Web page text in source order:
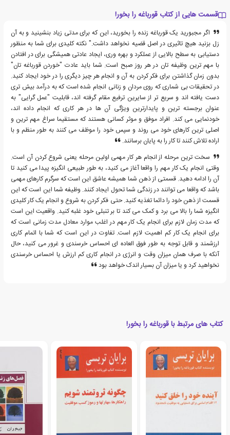
قسمت هایی از کتاب قورباغه را بخور!
اگر مجبورید یک قورباغه زنده را بخورید، این که برای مدتی زیاد بنشینید و به آن
زل بزنید هیچ تاثیری در اصل قضیه نخواهد داشت." نکته کلیدی برای شما به منظور
دستیابی به سطح بالایی از عملکرد و بهره وری، ایجاد عادتی همیشگی برای در افتادن
با مهم ترین وظیفه تان در هر روز صبح است. شما باید عادت "خوردن قورباغه تان"
بدون زمان گذاشتن برای فکر کردن به آن و انجام هر چیز دیگری را در خود ایجاد کنید.
در تحقیقات بی شماری که روی مردان و زنانی انجام شده است که به درآمد بیش تری
دست یافته اند و سریع تر از سایرین ترفیع مقام گرفته اند، قابلیت "عمل گرایی" به
عنوان برجسته ترین و پایدارترین ویژگی آن ها در هر کاری که انجام داده اند،
خودنمایی می کند. افراد موفق و موثر کسانی هستند که مستقیما سراغ مهم ترین و
اصلی ترین کارهای خود می روند و سپس خود را موظف می کنند به طور منظم و با
اراده تلاش کنند تا کار را به پایان برسانند.
سخت ترین مرحله از انجام هر کار مهمی اولین مرحله یعنی شروع کردن آن است.
وقتی انجام یک کار مهم را واقعا آغاز می کنید، به طور طبیعی انگیزه پیدا می کنید تا
آن را ادامه دهید. قسمتی از ذهن شما همیشه عاشق این است که سرگرم کارهای مهمی
باشد که واقعا می توانند در زندگی شما تحول ایجاد کنند. وظیفه شما این است که این
قسمت از ذهن خود را دائما تغذیه کنید. حتی فکر کردن به شروع و انجام یک کار کلیدی
انگیزه شما را بالا می برد و کمک می کند تا بر تنبلی خود غلبه کنید. واقعیت این است
که مدت زمان لازم برای انجام یک کار مهم در اغلب موارد معادل مدت زمانی است که
برای انجام یک کار کم اهمیت لازم است. تفاوت در این است که شما با اتمام کاری
ارزشمند و قابل توجه به طور فوق العاده ای احساس خرسندی و غرور می کنید، حال
آنکه با صرف همان میزان وقت و انرژی در انجام کاری کم ارزش یا احساس خرسندی
نخواهید کرد و یا میزان آن بسیار اندک خواهد بود
کتاب های مرتبط با قورباغه را بخور!